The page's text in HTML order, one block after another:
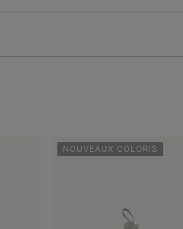
NOUVEAUX COLORIS